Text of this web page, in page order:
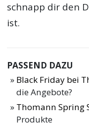
schnapp dir den
ist.
PASSEND DAZU
Black Friday bei
die Angebote?
Thomann Spring
Produkte